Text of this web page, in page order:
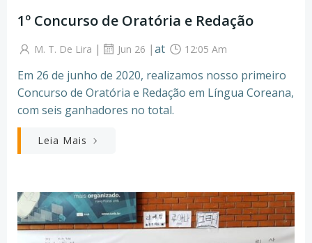
1º Concurso de Oratória e Redação
M. T. De Lira | Jun 26 |at 12:05 Am
Em 26 de junho de 2020, realizamos nosso primeiro
Concurso de Oratória e Redação em Língua Coreana,
com seis ganhadores no total.
Leia Mais